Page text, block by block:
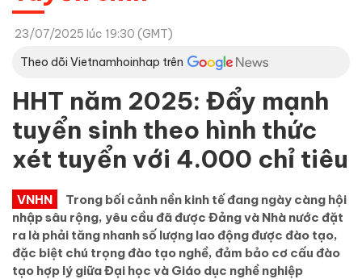
23/07/2025 lúc 19:30 (GMT)
Theo dõi Vietnamhoinhap trên
HHT năm 2025: Đẩy mạnh
tuyển sinh theo hình thức
xét tuyển với 4.000 chỉ tiêu
VNHN
Trong bối cảnh nền kinh tế đang ngày càng hội
nhập sâu rộng, yêu cầu đã được Đảng và Nhà nước đặt
ra là phải tăng nhanh số lượng lao động được đào tạo,
đặc biệt chú trọng đào tạo nghề, đảm bảo cơ cấu đào
tạo hợp lý giữa Đại học và Giáo dục nghề nghiệp